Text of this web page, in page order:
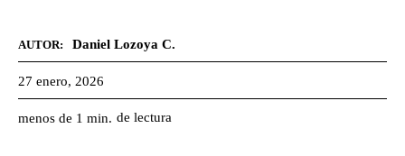
AUTOR: Daniel Lozoya C.
27 enero, 2026
menos de 1 min. de lectura